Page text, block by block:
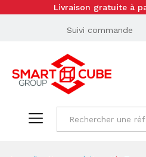
Livraison gratuite à
Suivi commande